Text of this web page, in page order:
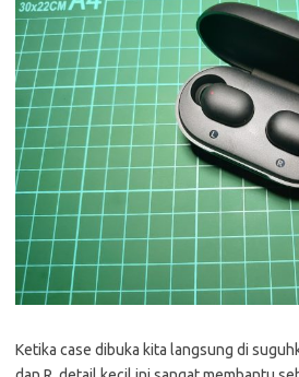
Ketika case dibuka kita langsung di